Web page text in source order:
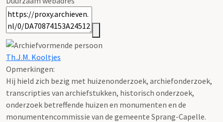
Th.J.M. Kooltjes
Opmerkingen:
Hij hield zich bezig met huizenonderzoek, archiefonderzoek,
transcripties van archiefstukken, historisch onderzoek,
onderzoek betreffende huizen en monumenten en de
monumentencommissie van de gemeente Sprang-Capelle.